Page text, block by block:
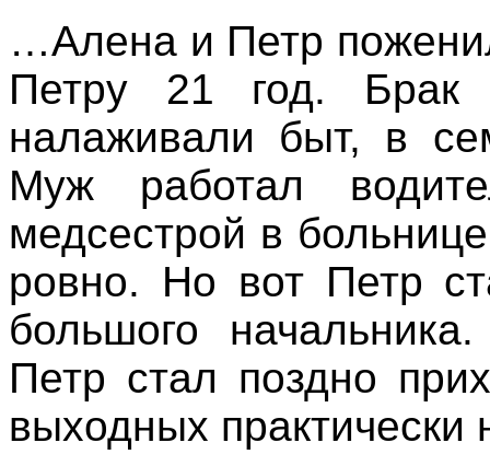
…Алена и Петр
Петру 21 год.
налаживали быт, в
Муж работал
медсестрой в
ровно. Но вот Петр
большого
Петр стал поздно
выходных